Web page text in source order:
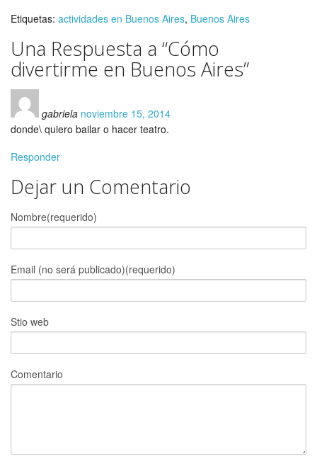
Etiquetas: actividades en Buenos Aires, Buenos Aires
Una Respuesta a “Cómo
divertirme en Buenos Aires”
gabriela noviembre 15, 2014
donde\ quiero bailar o hacer teatro.
Responder
Dejar un Comentario
Nombre(requerido)
Email (no será publicado)(requerido)
Stio web
Comentario